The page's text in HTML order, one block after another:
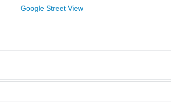
Google Street View